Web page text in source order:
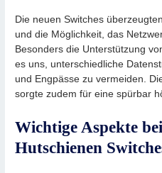
Die neuen Switches
und die Möglichkeit, das
Besonders die Unterstützung
es uns, unterschiedliche
und Engpässe zu vermeiden.
sorgte zudem für eine spürbar
Wichtige Aspekte
Hutschienen